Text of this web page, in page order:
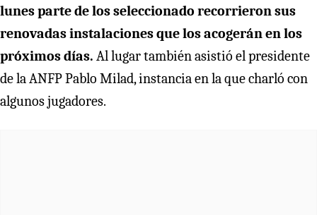
lunes parte de los seleccionado recorrieron sus
renovadas instalaciones que los acogerán en los
próximos días. Al lugar también asistió el presidente
de la ANFP Pablo Milad, instancia en la que charló con
algunos jugadores.